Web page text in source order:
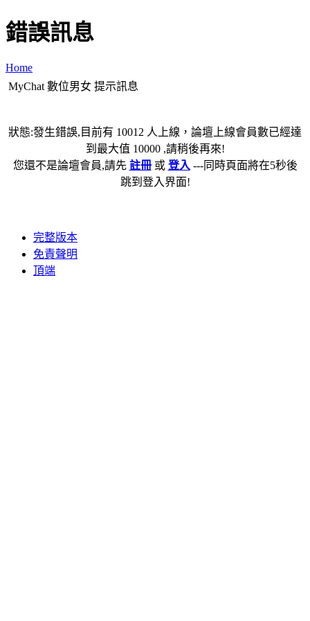
錯誤訊息
Home
MyChat 數位男女 提示訊息
狀態:發生錯誤,目前有 10012 人上線，論壇上線會員數已經達
到最大值 10000 ,請稍後再來!
您還不是論壇會員,請先 註冊或 登入 ---同時頁面將在5秒後
跳到登入界面!
完整版本
免責聲明
頂端